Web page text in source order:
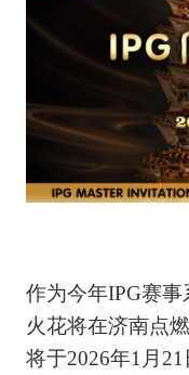
作为今年IPG赛
火花将在济南点
将于2026年1月